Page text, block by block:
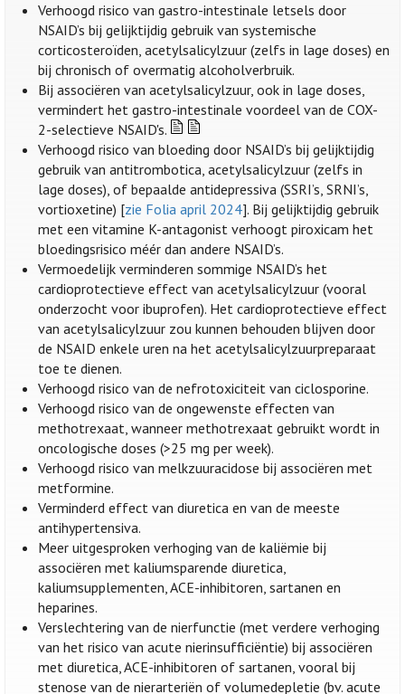
Verhoogd risico van gastro-intestinale letsels door
NSAID’s bij gelijktijdig gebruik van systemische
corticosteroïden, acetylsalicylzuur (zelfs in lage doses) en
bij chronisch of overmatig alcoholverbruik.
Bij associëren van acetylsalicylzuur, ook in lage doses,
vermindert het gastro-intestinale voordeel van de COX-
2-selectieve NSAID's.
Verhoogd risico van bloeding door NSAID’s bij gelijktijdig
gebruik van antitrombotica, acetylsalicylzuur (zelfs in
lage doses), of bepaalde antidepressiva (SSRI’s, SRNI’s,
vortioxetine) [zie Folia april 2024]. Bij gelijktijdig gebruik
met een vitamine K-antagonist verhoogt piroxicam het
bloedingsrisico méér dan andere NSAID’s.
Vermoedelijk verminderen sommige NSAID’s het
cardioprotectieve effect van acetylsalicylzuur (vooral
onderzocht voor ibuprofen). Het cardioprotectieve effect
van acetylsalicylzuur zou kunnen behouden blijven door
de NSAID enkele uren na het acetylsalicylzuurpreparaat
toe te dienen.
Verhoogd risico van de nefrotoxiciteit van ciclosporine.
Verhoogd risico van de ongewenste effecten van
methotrexaat, wanneer methotrexaat gebruikt wordt in
oncologische doses (>25 mg per week).
Verhoogd risico van melkzuuracidose bij associëren met
metformine.
Verminderd effect van diuretica en van de meeste
antihypertensiva.
Meer uitgesproken verhoging van de kaliëmie bij
associëren met kaliumsparende diuretica,
kaliumsupplementen, ACE-inhibitoren, sartanen en
heparines.
Verslechtering van de nierfunctie (met verdere verhoging
van het risico van acute nierinsufficiëntie) bij associëren
met diuretica, ACE-inhibitoren of sartanen, vooral bij
stenose van de nierarteriën of volumedepletie (bv. acute